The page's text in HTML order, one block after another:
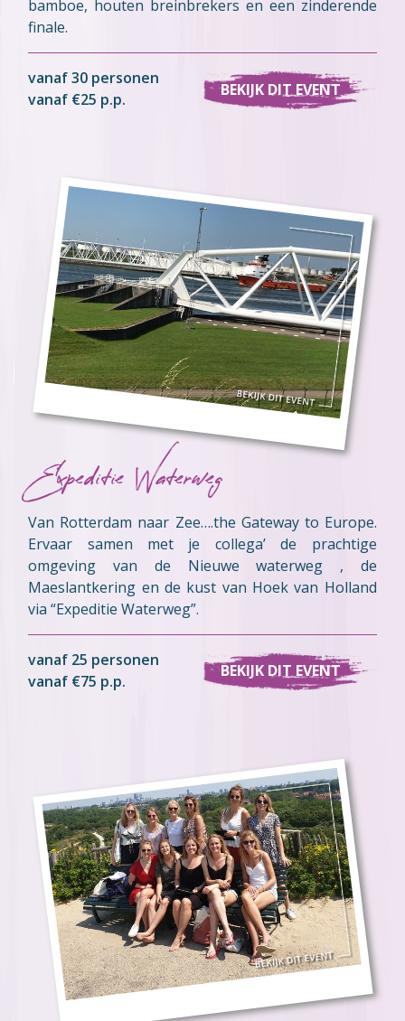
bamboe, houten breinbrekers en een zinderende
finale.
vanaf 30 personen
vanaf €25 p.p.
BEKIJK DIT EVENT
Expeditie Waterweg
Van Rotterdam naar Zee….the Gateway to Europe.
Ervaar samen met je collega’ de prachtige
omgeving van de Nieuwe waterweg , de
Maeslantkering en de kust van Hoek van Holland
via “Expeditie Waterweg”.
vanaf 25 personen
vanaf €75 p.p.
BEKIJK DIT EVENT